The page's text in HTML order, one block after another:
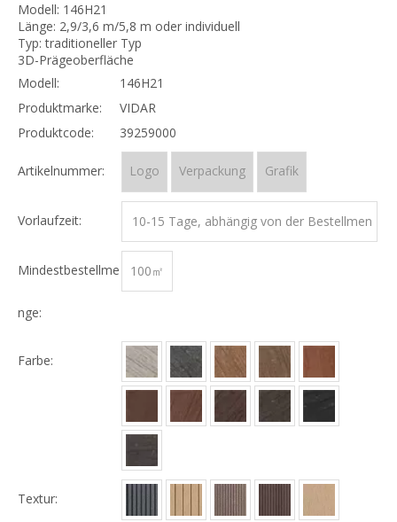
Modell: 146H21
Länge: 2,9/3,6 m/5,8 m oder individuell
Typ: traditioneller Typ
3D-Prägeoberfläche
Modell:
146H21
Produktmarke:
VIDAR
Produktcode:
39259000
Artikelnummer: Logo Verpackung Grafik
Vorlaufzeit:
10-15 Tage, abhängig von der Bestellmen
Mindestbestellme
nge:
100㎡
Farbe:
Textur: